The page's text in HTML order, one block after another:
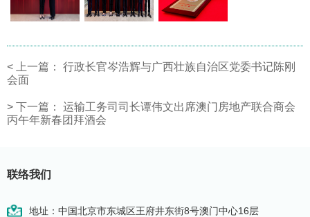
< 上一篇：
行政长官岑浩辉与广西壮族自治区党委书记陈刚
会面
> 下一篇：
运输工务司司长谭伟文出席澳门房地产联合商会
丙午年新春团拜酒会
联络我们
地址：中国北京市东城区王府井东街8号澳门中心16层